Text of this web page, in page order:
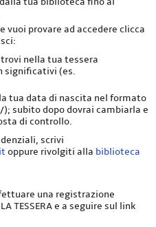
vuoi provare ad accedere clicca
nella tua tessera
significativi (es.
tua data di nascita nel formato
subito dopo dovrai cambiarla e
di controllo.
scrivi
oppure rivolgiti alla biblioteca
una registrazione
TESSERA e a seguire sul link